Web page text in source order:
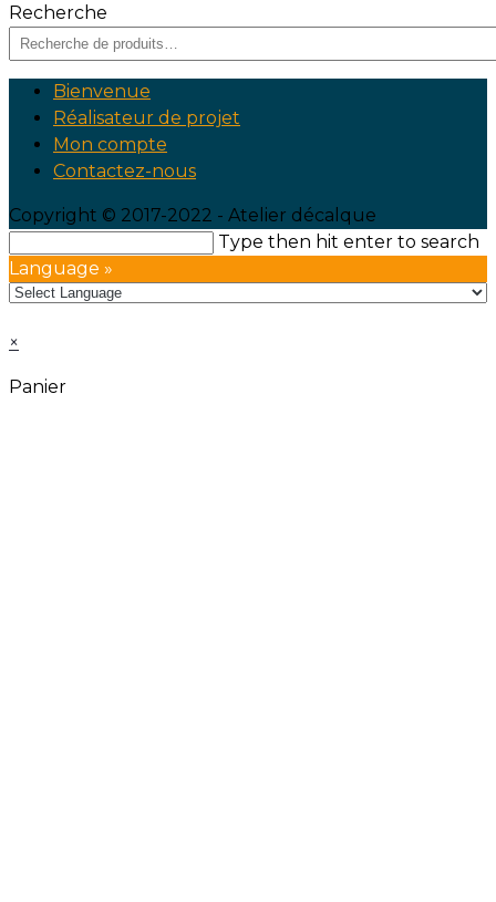
Recherche
Bienvenue
Réalisateur de projet
Mon compte
Contactez-nous
Copyright © 2017-2022 - Atelier décalque
this
website
Type then hit enter to search
Language »
×
Panier